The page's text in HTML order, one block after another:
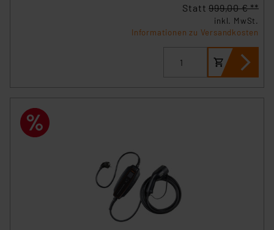
Statt999,00 € **
inkl. MwSt.
Informationen zu Versandkosten